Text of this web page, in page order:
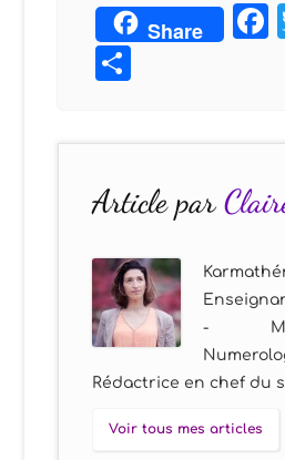
Share
Article par
-
Rédactrice en chef du
Voir tous mes articles